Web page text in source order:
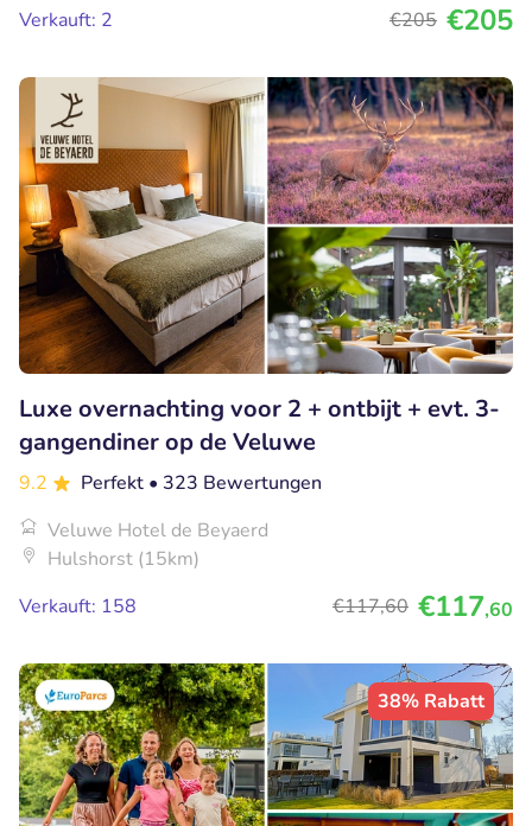
Verkauft: 2
€205 €205
Luxe overnachting voor 2 + ontbijt + evt. 3-
gangendiner op de Veluwe
9.2 Perfekt • 323 Bewertungen
Veluwe Hotel de Beyaerd
Hulshorst (15km)
Verkauft: 158
€117,60 €117,60
38% Rabatt